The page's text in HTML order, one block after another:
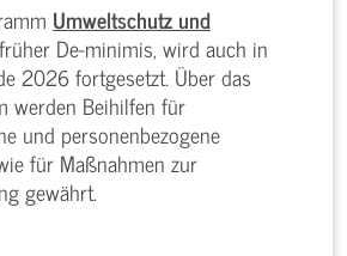
Umweltschutz und
De-minimis, wird auch in
2026 fortgesetzt. Über das
werden Beihilfen für
und personenbezogene
für Maßnahmen zur
gewährt.